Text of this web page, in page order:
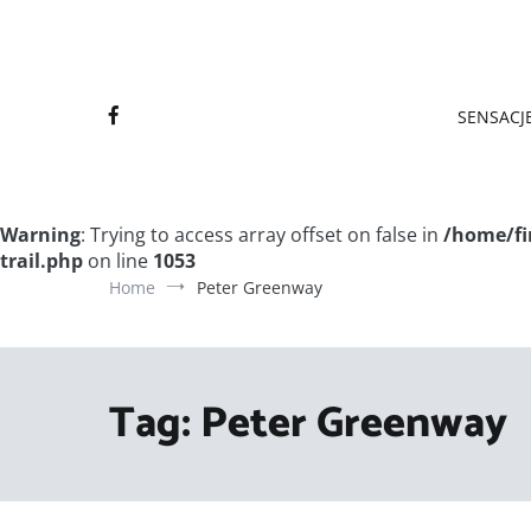
Warning: Trying to access array offset on false in /home/
trail.php on line 1053
Home Peter Greenway
Tag: Peter Greenway